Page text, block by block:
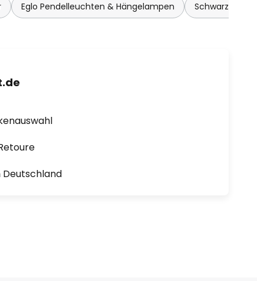
Eglo Pendelleuchten & Hängelampen Schwarze
Deutschland